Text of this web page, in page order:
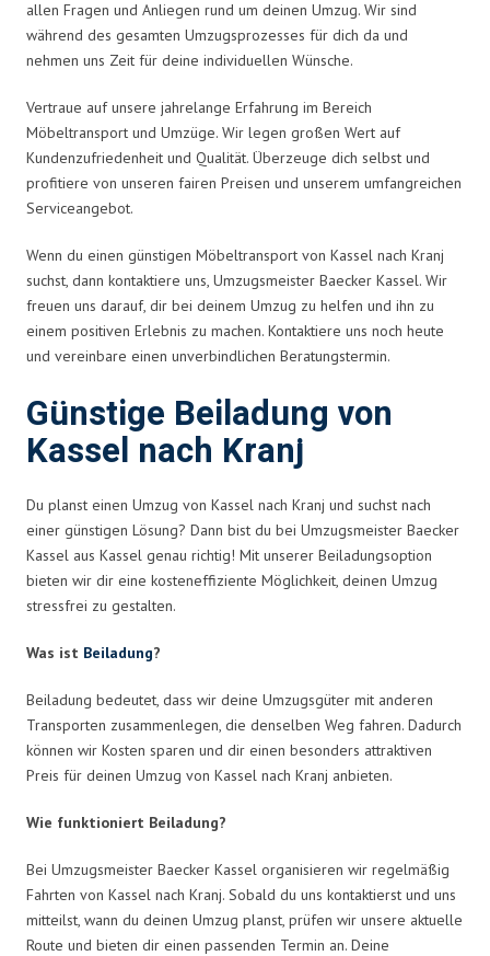
allen Fragen und Anliegen rund um deinen Umzug. Wir sind
während des gesamten Umzugsprozesses für dich da und
nehmen uns Zeit für deine individuellen Wünsche.
Vertraue auf unsere jahrelange Erfahrung im Bereich
Möbeltransport und Umzüge. Wir legen großen Wert auf
Kundenzufriedenheit und Qualität. Überzeuge dich selbst und
profitiere von unseren fairen Preisen und unserem umfangreichen
Serviceangebot.
Wenn du einen günstigen Möbeltransport von Kassel nach Kranj
suchst, dann kontaktiere uns, Umzugsmeister Baecker Kassel. Wir
freuen uns darauf, dir bei deinem Umzug zu helfen und ihn zu
einem positiven Erlebnis zu machen. Kontaktiere uns noch heute
und vereinbare einen unverbindlichen Beratungstermin.
Günstige Beiladung von
Kassel nach Kranj
Du planst einen Umzug von Kassel nach Kranj und suchst nach
einer günstigen Lösung? Dann bist du bei Umzugsmeister Baecker
Kassel aus Kassel genau richtig! Mit unserer Beiladungsoption
bieten wir dir eine kosteneffiziente Möglichkeit, deinen Umzug
stressfrei zu gestalten.
Was ist Beiladung?
Beiladung bedeutet, dass wir deine Umzugsgüter mit anderen
Transporten zusammenlegen, die denselben Weg fahren. Dadurch
können wir Kosten sparen und dir einen besonders attraktiven
Preis für deinen Umzug von Kassel nach Kranj anbieten.
Wie funktioniert Beiladung?
Bei Umzugsmeister Baecker Kassel organisieren wir regelmäßig
Fahrten von Kassel nach Kranj. Sobald du uns kontaktierst und uns
mitteilst, wann du deinen Umzug planst, prüfen wir unsere aktuelle
Route und bieten dir einen passenden Termin an. Deine